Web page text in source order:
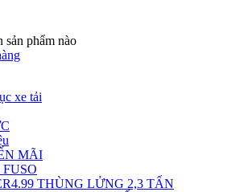
sản phẩm nào
xe tải
MÃI
THÙNG LỬNG 2,3 TẤN